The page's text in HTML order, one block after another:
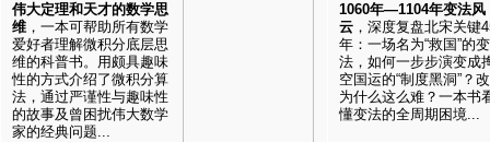
伟大定理和天才的数学思
维 ，一本可帮助所有数学
爱好者理解微积分底层思
维的科普书。用颇具趣味
性的方式介绍了微积分算
法，通过严谨性与趣味性
的故事及曾困扰伟大数学
家的经典问题...
1060年—1104年变法风
云 ，深度复盘北宋关键
年：一场名为“救国”的变
法，如何一步步演变成
空国运的“制度黑洞”？
为什么这么难？一本书
懂变法的全周期困境...